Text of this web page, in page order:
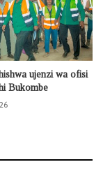
ujenzi wa ofisi
Bukombe